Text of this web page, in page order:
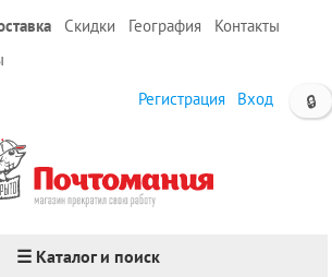
Скидки География
Контакты
🔒
Регистрация Вход
☰ Каталог и поиск